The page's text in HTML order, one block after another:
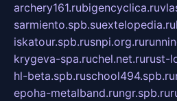
archery161.rubigencyclica.ru
sarmiento.spb.suextelopedia.ru
iskatour.spb.rusnpi.org.ru
krygeva-spa.ruchel.net.rurust-
hl-beta.spb.ruschool494.spb.ru
epoha-metalband.rungr.spb.ru